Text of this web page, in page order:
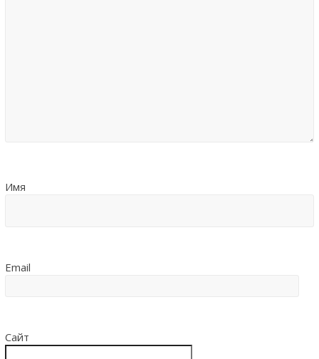
Имя
Email
Сайт